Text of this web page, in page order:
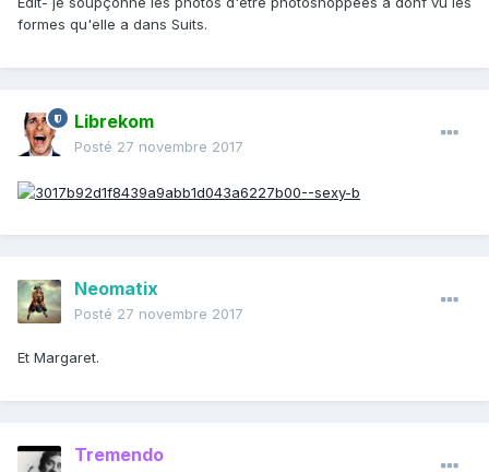
formes qu'elle a dans Suits.
Librekom
Posté 27 novembre 2017
Neomatix
Posté 27 novembre 2017
Et Margaret.
Tremendo